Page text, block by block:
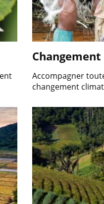
Accompagner
changement